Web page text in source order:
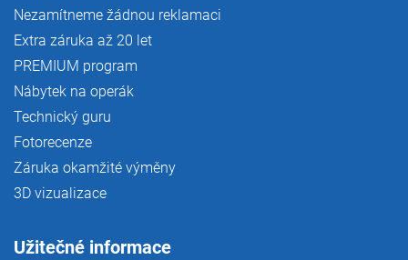
Nezamítneme žádnou reklamaci
Extra záruka až 20 let
PREMIUM program
Nábytek na operák
Technický guru
Fotorecenze
Záruka okamžité výměny
3D vizualizace
Užitečné informace